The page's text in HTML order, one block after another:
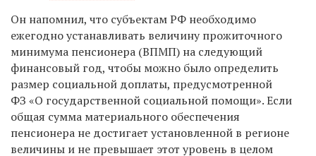
Он напомнил, что субъектам РФ необходимо
ежегодно устанавливать величину прожиточного
минимума пенсионера (ВПМП) на следующий
финансовый год, чтобы можно было определить
размер социальной доплаты, предусмотренной
ФЗ «О государственной социальной помощи». Если
общая сумма материального обеспечения
пенсионера не достигает установленной в регионе
величины и не превышает этот уровень в целом